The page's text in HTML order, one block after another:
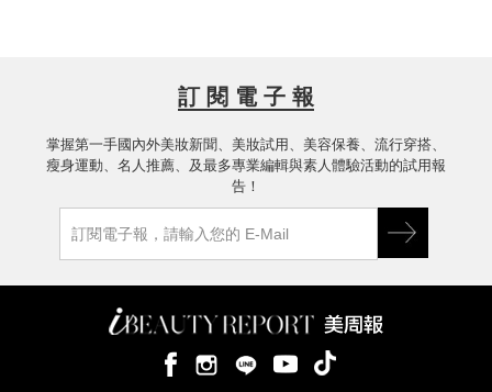
代之的是種舒服的清爽感 ! 平常不上妝 ,
美顏美白瀅潤日間防禦乳" 就足夠了 ! 一
瓶多效 = 防曬 、乳液 、修飾乳 , 還添加
月下香精華保養肌膚的 , 根本超棒的 ! 一
整週使用下來 , 發現肌膚保濕力變好 、
膚觸變得較柔嫩些 , T字部分較不易出油
, 最明顯的是肌膚比較不會因為乾燥缺水
, 而發生敏感、乾癢 問題 ! 再次感謝美周
, 搭配化妝棉使用 , 臉蛋清爽又保濕 !
乳 - 添加 洋甘菊美白精華 , 可有效抑制黑
色素 和 打擊黯沉 與 防止黑斑和雀斑的
生成 !
推勻 ! 肌膚吸收速度 , 也好快 ! 整體來說
清爽不黏膩 + 吸收迅速 + 有淡雅的香味 !
SOFINA飽水控油雙效日間防禦乳 - 屬於
物理性防曬 , 使用前要先搖均勻 !
乳白色的水感質地 , 帶有潤色效果 ! 超級
輕鬆就能推勻 , 且完全不黏膩 !
一整天都不會油光滿面 ! 控油效果非常不
錯 ! 是我的最愛 !
訂 閱 電 子 報
掌握第一手國內外美妝新聞、美妝試用、美容保養、流行穿搭、
瘦身運動、名人推薦、及最多專業編輯與素人體驗活動的試用報
告！